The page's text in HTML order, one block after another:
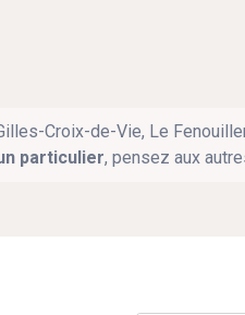
Croix-de-Vie, Le
particulier, pensez aux